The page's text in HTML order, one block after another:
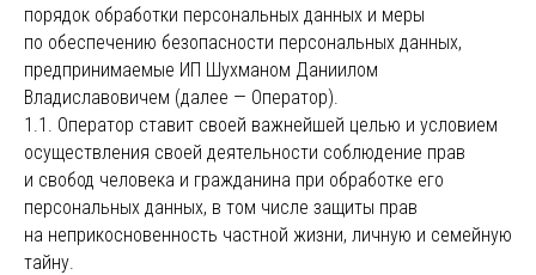
порядок обработки персональных данных и меры
по обеспечению безопасности персональных данных,
предпринимаемые ИП Шухманом Даниилом
Владиславовичем (далее — Оператор).
1.1. Оператор ставит своей важнейшей целью и условием
осуществления своей деятельности соблюдение прав
и свобод человека и гражданина при обработке его
персональных данных, в том числе защиты прав
на неприкосновенность частной жизни, личную и семейную
тайну.